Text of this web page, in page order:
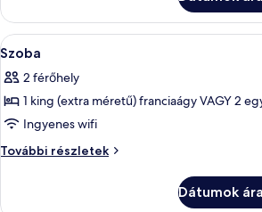
A
következő
szoba
összes
képének
megtekintése:
Széf a
4
Szoba
2 férőhely
1 king (extra méretű) franciaágy VAGY 2
Ingyenes wifi
További részletek
Szoba
Dátumok